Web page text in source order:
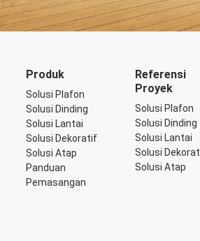
Produk
Solusi Plafon
Solusi Dinding
Solusi Lantai
Solusi Dekoratif
Solusi Atap
Panduan
Pemasangan
Referensi
Proyek
Solusi Plafon
Solusi Dinding
Solusi Lantai
Solusi
Solusi Atap